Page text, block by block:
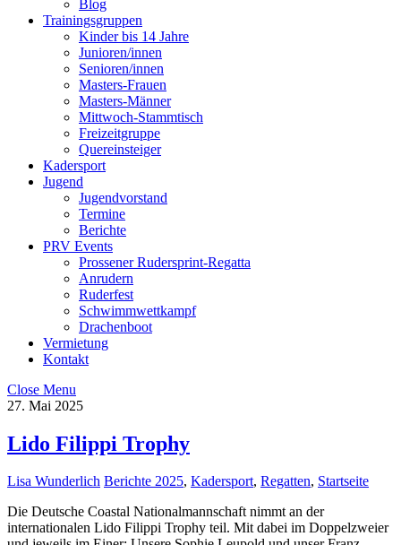
Blog
Trainingsgruppen
Kinder bis 14 Jahre
Junioren/innen
Senioren/innen
Masters-Frauen
Masters-Männer
Mittwoch-Stammtisch
Freizeitgruppe
Quereinsteiger
Kadersport
Jugend
Jugendvorstand
Termine
Berichte
PRV Events
Prossener Rudersprint-Regatta
Anrudern
Ruderfest
Schwimmwettkampf
Drachenboot
Vermietung
Kontakt
Close Menu
27. Mai 2025
Lido Filippi Trophy
Lisa Wunderlich Berichte 2025, Kadersport, Regatten, Startseite
Die Deutsche Coastal Nationalmannschaft nimmt an der
internationalen Lido Filippi Trophy teil. Mit dabei im Doppelzweier